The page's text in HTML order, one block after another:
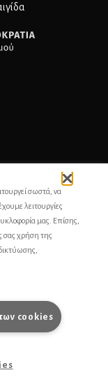
σωστά, να
λειτουργίες
μας. Επίσης,
σας χρήση της
cookies